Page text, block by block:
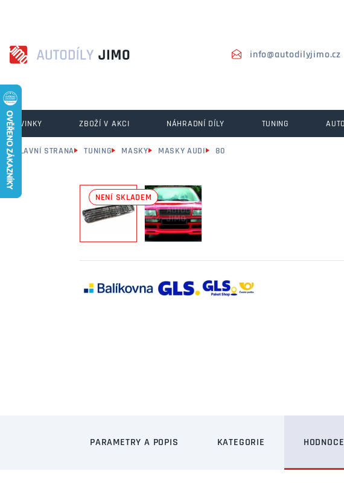
info@autodilyjimo.cz
NOVINKY ZBOŽÍ V AKCI NÁHRADNÍ DÍLY TUNING
HLAVNÍ STRANA TUNING MASKY MASKY AUDI 80
NENÍ SKLADEM
PARAMETRY A POPIS KATEGORIE